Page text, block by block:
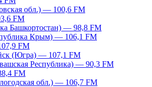
обл.) — 100,6 FM
FM
Башкортостан) — 98,8 FM
Крым) — 106,1 FM
FM
(Югра) — 107,1 FM
Республика) — 90,3 FM
FM
обл.) — 106,7 FM